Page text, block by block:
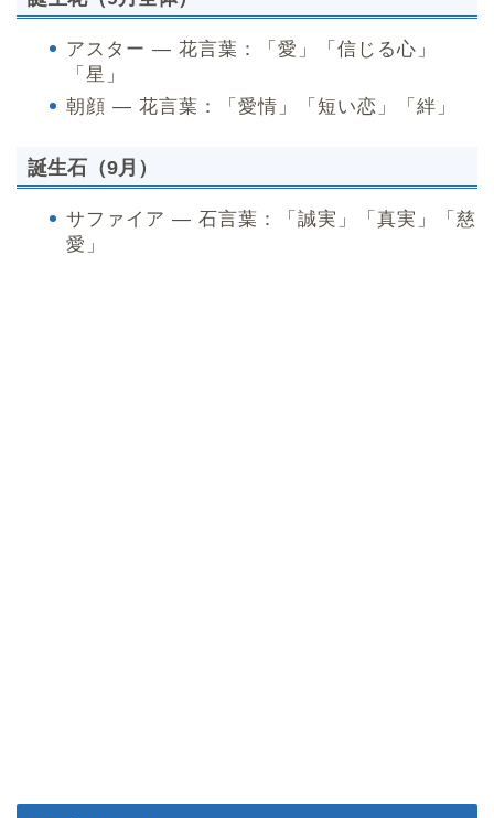
アスター — 花言葉：「愛」「信じる心」
「星」
朝顔 — 花言葉：「愛情」「短い恋」「絆」
誕生石（9月）
サファイア — 石言葉：「誠実」「真実」「慈
愛」